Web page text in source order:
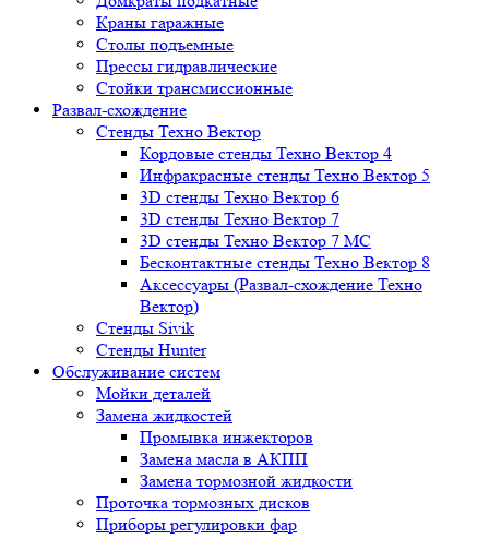
Краны гаражные
Столы подъемные
Прессы гидравлические
Стойки трансмиссионные
Развал-схождение
Стенды Техно Вектор
Кордовые стенды Техно Вектор 4
Инфракрасные стенды Техно Вектор 5
3D стенды Техно Вектор 6
3D стенды Техно Вектор 7
3D стенды Техно Вектор 7 МС
Бесконтактные стенды Техно Вектор 8
Аксессуары (Развал-схождение Техно
Вектор)
Стенды Sivik
Стенды Hunter
Обслуживание систем
Мойки деталей
Замена жидкостей
Промывка инжекторов
Замена масла в АКПП
Замена тормозной жидкости
Проточка тормозных дисков
Приборы регулировки фар